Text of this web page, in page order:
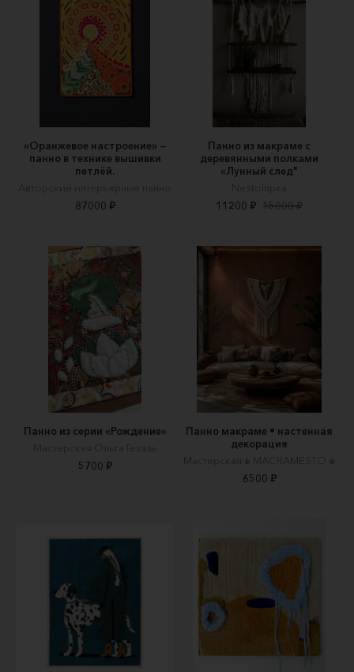
«Оранжевое настроение» —
панно в технике вышивки
петлёй.
Авторские интерьерные панно
87000 ₽
Панно из макраме с
деревянными полками
«Лунный след"
Nestolярка
11200 ₽ 15000 ₽
Панно из серии «Рождение»
Мастерская Ольга Гезаль
5700 ₽
Панно макраме • настенная
декорация
Мастерская ๑ MACRAMESTO ๑
6500 ₽